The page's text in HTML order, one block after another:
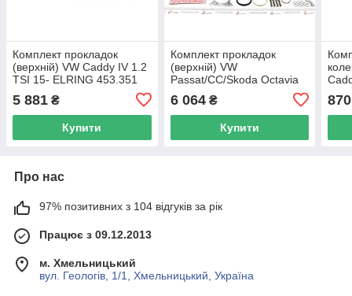
Комплект прокладок
(верхній) VW Caddy IV 1.2
TSI 15- ELRING 453.351
5 881 ₴
Купити
Комплект прокладок
(верхній) VW
Passat/CC/Skoda Octavia
295.780 UA62
6 064₴
Купити
870
Про нас
97% позитивних з 104 відгуків за рік
Працює з 09.12.2013
м. Хмельницький
вул. Геологів, 1/1, Хмельницький, Україна